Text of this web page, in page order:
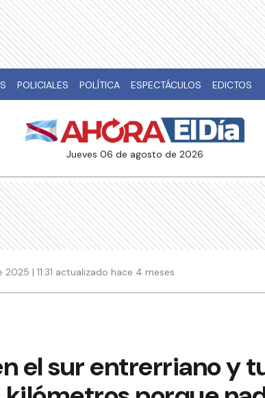
POLICIALES POLÍTICA ESPECTÁCULOS EDICTOS
jueves 06 de agosto de 2026
| 11:31 actualizado hace 4 meses
el sur entrerriano y